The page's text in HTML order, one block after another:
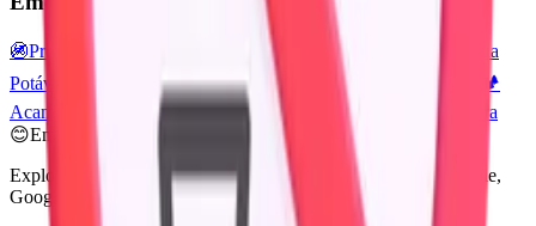
🚳Proibido Andar De Bicicleta Proibido Fumar
Água
Potável
Desentupidor💦Pingos De Suor 🚿Chuveiro Balde
🏕️
Acampamento
Banheiro Pessoa Tomando Banho
Banheira
😊Emoji Directory
Explore e baixe emojis de múltiplos sistemas de design — Apple,
Google, Microsoft e muito mais, tudo em um só lugar.